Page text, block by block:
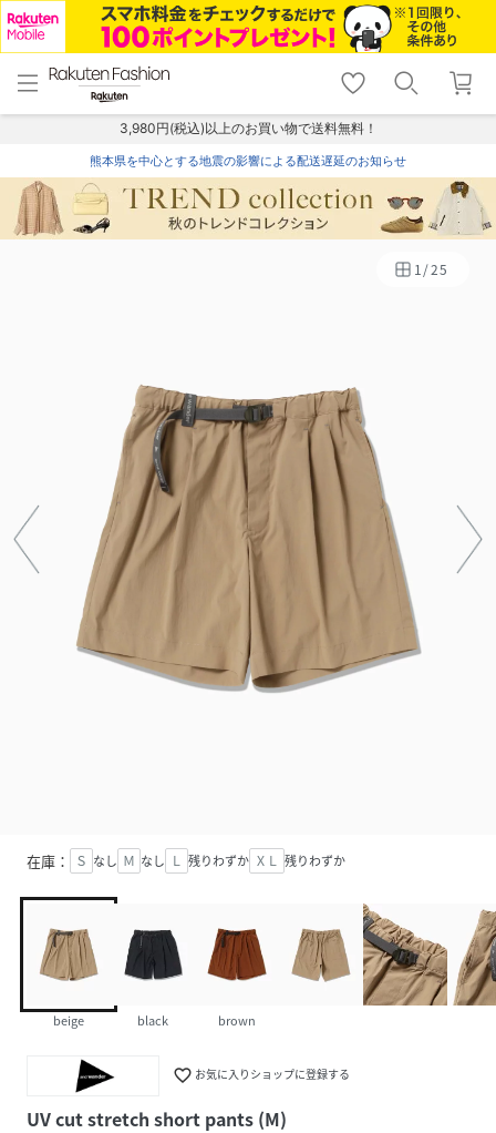
menu home
トップ
shopping_cart lock_outline
ログイン
3,980円(税込)以上のお買い物で送料無料！
熊本県を中心とする地震の影響による配送遅延のお知らせ
1/25
在庫： Ｓ なし Ｍ なし Ｌ 残りわずか ＸＬ 残りわずか
beige black brown
favorite_border お気に入りショップに登録する
UV cut stretch short pants (M)